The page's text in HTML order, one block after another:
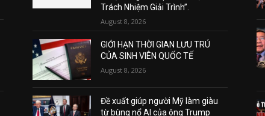
Trách Nhiệm Giải Trình”.
August 8, 2026
GIỚI HẠN THỜI GIAN LƯU TRÚ
CỦA SINH VIÊN QUỐC TẾ
August 8, 2026
Đề xuất giúp người Mỹ làm giàu
từ bùng nổ AI của ông Trump